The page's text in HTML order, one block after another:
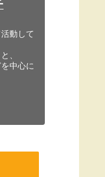
動して
、
中心に